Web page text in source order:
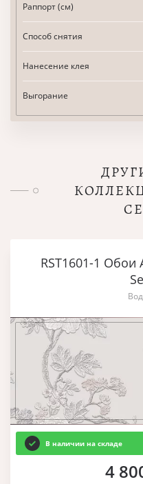
Раппорт (см)
Способ снятия
Нанесение клея
Выгорание
RST1601-1
В наличии на складе
4